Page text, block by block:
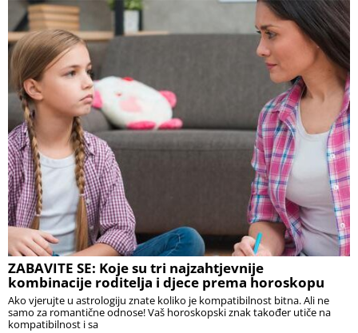
ZABAVITE SE: Koje su tri najzahtjevnije
kombinacije roditelja i djece prema horoskopu
Ako vjerujte u astrologiju znate koliko je kompatibilnost bitna. Ali ne
samo za romantične odnose! Vaš horoskopski znak također utiče na
kompatibilnost i sa